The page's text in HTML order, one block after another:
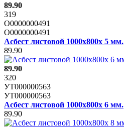
89.90
319
О0000000491
О0000000491
Асбест листовой 1000х800х 5 мм.
89.90
89.90
320
УТ000000563
УТ000000563
Асбест листовой 1000х800х 6 мм.
89.90